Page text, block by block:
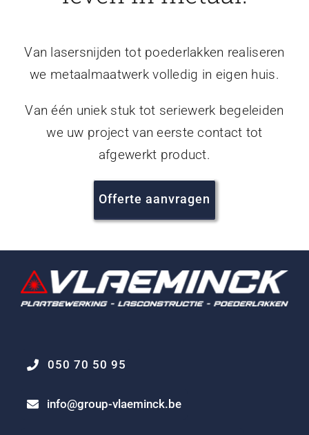
Van lasersnijden tot poederlakken realiseren
we metaalmaatwerk volledig in eigen huis.
Van één uniek stuk tot seriewerk begeleiden
we uw project van eerste contact tot
afgewerkt product.
Offerte aanvragen
050 70 50 95
info@group-vlaeminck.be